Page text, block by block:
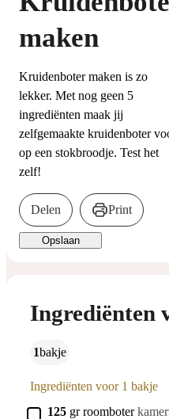
maken
Kruidenboter maken is zo
lekker. Met nog geen 5
ingrediënten maak jij
zelfgemaakte kruidenboter
op een stokbroodje. Test het
zelf!
Delen Print
Opslaan
Ingrediënten
1 bakje
Ingrediënten voor 1 bakje
▢
125 gr roomboter